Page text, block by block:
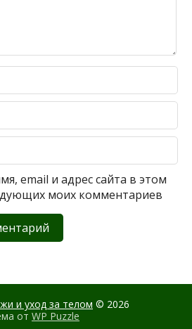
email и адрес сайта в этом
моих комментариев
и уход за телом © 2026
от WP Puzzle